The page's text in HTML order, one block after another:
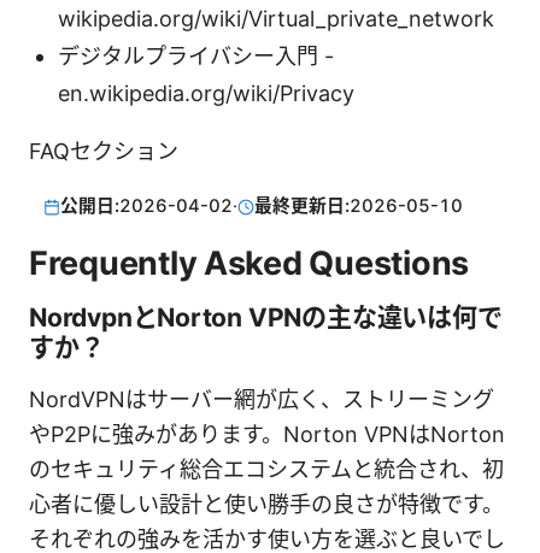
wikipedia.org/wiki/Virtual_private_network
デジタルプライバシー入門 -
en.wikipedia.org/wiki/Privacy
FAQセクション
公開日:2026-04-02· 最終更新日:2026-05-10
Frequently Asked Questions
NordvpnとNorton VPNの主な違いは何で
すか？
NordVPNはサーバー網が広く、ストリーミング
やP2Pに強みがあります。Norton VPNはNorton
のセキュリティ総合エコシステムと統合され、初
心者に優しい設計と使い勝手の良さが特徴です。
それぞれの強みを活かす使い方を選ぶと良いでし